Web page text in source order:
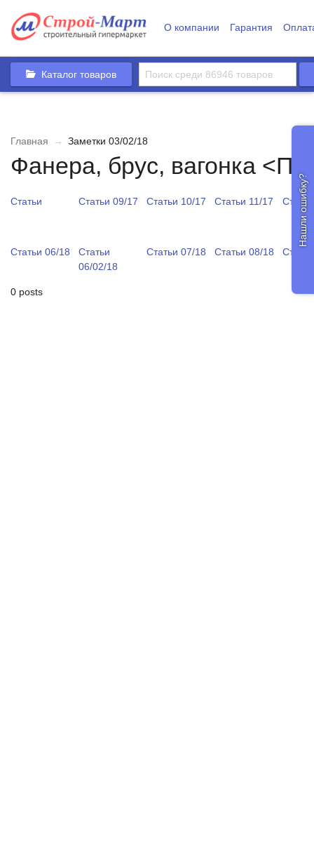
О компании Гарантия
Каталог товаров
Главная → Заметки 03/02/18
Фанера, брус, вагонка
Статьи Статьи 09/17 Статьи 10/17 Статьи 11/17
Статьи 06/18
Статьи
06/02/18
Статьи 07/18 Статьи 08/18
0 posts
Нашли ошибку?